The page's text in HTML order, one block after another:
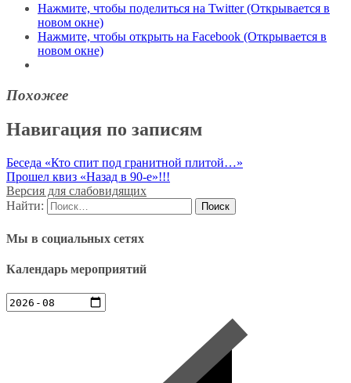
Нажмите, чтобы поделиться на Twitter (Открывается в
новом окне)
Нажмите, чтобы открыть на Facebook (Открывается в
новом окне)
Похожее
Навигация по записям
Беседа «Кто спит под гранитной плитой…»
Прошел квиз «Назад в 90-е»!!!
Версия для слабовидящих
Найти:
Мы в социальных сетях
Календарь мероприятий